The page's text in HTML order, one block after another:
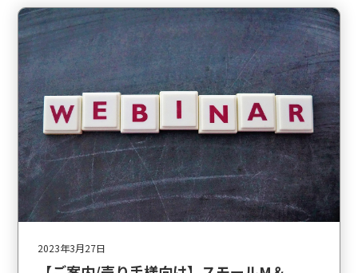
2023年3月27日